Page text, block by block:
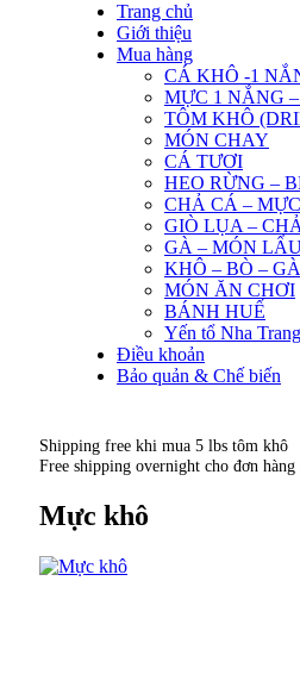
Trang chủ
Giới thiệu
Mua hàng
CÁ KHÔ -1
MỰC 1 NẮNG
TÔM KHÔ
MÓN CHAY
CÁ TƯƠI
HEO RỪNG –
CHẢ CÁ –
GIÒ LỤA –
GÀ – MÓN
KHÔ – BÒ –
MÓN ĂN CHƠI
BÁNH HUẾ
Yến tổ Nha Trang
Điều khoản
Bảo quản & Chế biến
Shipping free khi mua 5 lbs tôm khô
Free shipping overnight cho đơn hàng
Mực khô